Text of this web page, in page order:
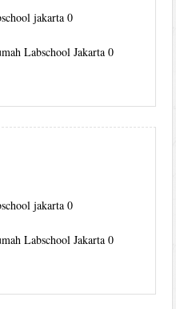
jakarta 0
Labschool Jakarta 0
jakarta 0
Labschool Jakarta 0